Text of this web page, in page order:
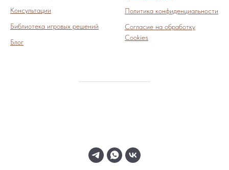
Консультации
Библиотека игровых решений
Блог
Политика конфиденциальности
Согласие на обработку
Cookies